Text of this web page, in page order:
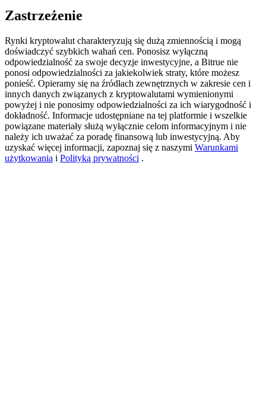
Precious Metals Trading Carnival
Trade Gold & Silver · 33,333 USDT Bonus
USDT New User Exclusive 10% APR
USDT Flexible Staking | Daily Rewards
Zastrzeżenie
Rynki kryptowalut charakteryzują się dużą zmiennością i mogą
doświadczyć szybkich wahań cen. Ponosisz wyłączną
odpowiedzialność za swoje decyzje inwestycyjne, a Bitrue nie
ponosi odpowiedzialności za jakiekolwiek straty, które możesz
ponieść. Opieramy się na źródłach zewnętrznych w zakresie cen i
innych danych związanych z kryptowalutami wymienionymi
powyżej i nie ponosimy odpowiedzialności za ich wiarygodność i
dokładność. Informacje udostępniane na tej platformie i wszelkie
powiązane materiały służą wyłącznie celom informacyjnym i nie
należy ich uważać za poradę finansową lub inwestycyjną. Aby
uzyskać więcej informacji, zapoznaj się z naszymi Warunkami
użytkowania i Polityką prywatności .